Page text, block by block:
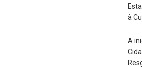
à
A